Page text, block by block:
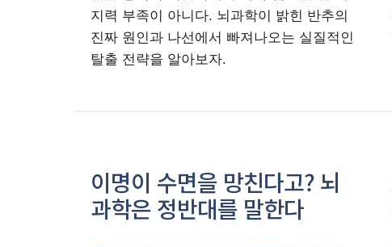
지력 부족이 아니다. 뇌과학이 밝힌 반추의
진짜 원인과 나선에서 빠져나오는 실질적인
탈출 전략을 알아보자.
이명이 수면을 망친다고? 뇌
과학은 정반대를 말한다